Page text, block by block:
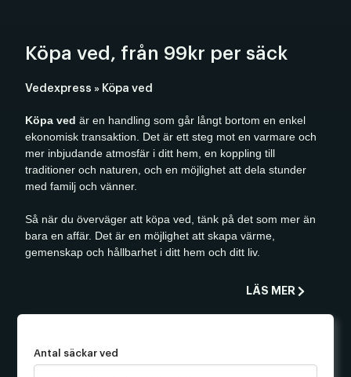
Köpa ved, från 99kr per säck
Vedexpress » Köpa ved
Köpa ved är en handling som går långt bortom en enkel
ekonomisk transaktion. Det är ett steg mot en varmare och
mer inbjudande atmosfär i ditt hem, en koppling till
traditioner och naturen, och en möjlighet att dela stunder
med familj och vänner.
Så när du överväger att köpa ved, tänk på det som mer än
bara en affär. Det är en möjlighet att skapa värme,
gemenskap och hållbarhet i ditt hem och ditt liv.
LÄS MER
Antal säckar ved